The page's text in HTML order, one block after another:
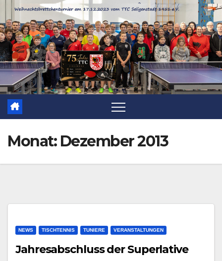
Zum
Inhalt
springen
Monat: Dezember 2013
NEWS TISCHTENNIS TUNIERE VERANSTALTUNGEN
Jahresabschluss der Superlative